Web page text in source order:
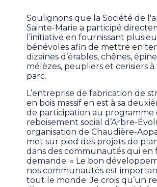
Soulignons que la Société de
Sainte-Marie a participé
l’initiative en fournissant
bénévoles afin de mettre en
dizaines d’érables, chênes,
mélèzes, peupliers et cerisiers à
parc.
L’entreprise de fabrication de
en bois massif en est à sa
de participation au programme
reboisement social d’Arbre-
organisation de Chaudière-
met sur pied des projets de
dans des communautés qui en
demande. « Le bon
nos communautés est
tout le monde. Je crois qu’un